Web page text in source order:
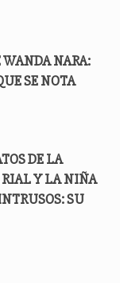
NARA:
SE NOTA
DE LA
RIAL Y LA NIÑA
SU